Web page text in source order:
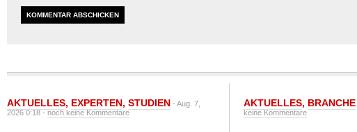
AKTUELLES, EXPERTEN, STUDIEN - Aug. 7,
2026 0:18 -noch keine Kommentare
AKTUELLES, BRANCHE
keine Kommentare